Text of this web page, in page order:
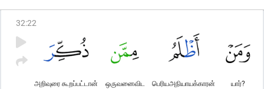
32:22
யார்?
பெரியஅநியாயக்காரன்
ஒருவனைவிட
அறிவுரை கூறப்பட்டான்